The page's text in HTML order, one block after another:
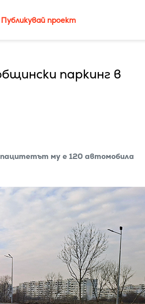
Публикувай проект
паркинг в
му е 120 автомобила